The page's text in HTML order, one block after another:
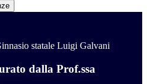
statale Luigi Galvani
dalla Prof.ssa